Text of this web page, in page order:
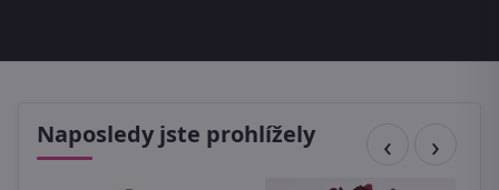
Naposledy jste prohlížely